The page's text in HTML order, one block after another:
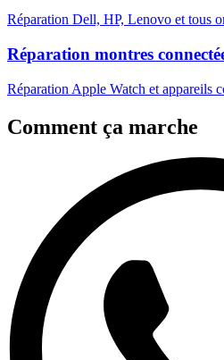
Réparation Dell, HP, Lenovo et tous
Réparation montres
Réparation Apple Watch et appareils
Comment ça marche